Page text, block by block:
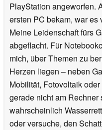
PlayStation angeworfen.
ersten PC bekam, war
Meine Leidenschaft fürs
abgeflacht. Für
mich, über Themen zu
Herzen liegen – neben
Mobilität, Fotovoltaik
gerade nicht am Rechner
wahrscheinlich
oder versuche, den